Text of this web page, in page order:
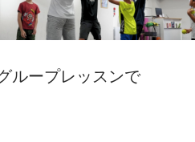
ループレッスンで